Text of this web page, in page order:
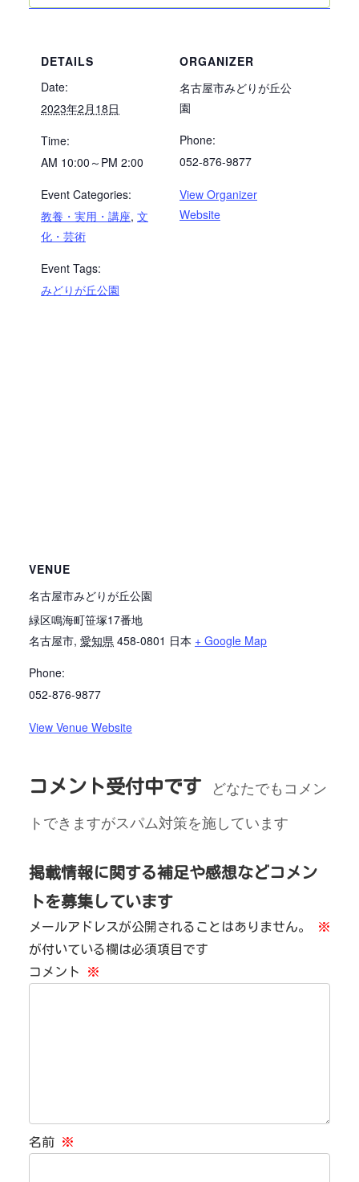
DETAILS
Date:
2023年2月18日
Time:
AM 10:00～PM 2:00
Event Categories:
教養・実用・講座, 文
化・芸術
Event Tags:
みどりが丘公園
ORGANIZER
名古屋市みどりが丘公
園
Phone:
052-876-9877
View Organizer
Website
VENUE
名古屋市みどりが丘公園
緑区鳴海町笹塚17番地
名古屋市, 愛知県 458-0801 日本 + Google Map
Phone:
052-876-9877
View Venue Website
コメント受付中です
どなたでもコメン
トできますがスパム対策を施しています
掲載情報に関する補足や感想などコメン
トを募集しています
メールアドレスが公開されることはありません。
※
が付いている欄は必須項目です
コメント
※
名前 ※